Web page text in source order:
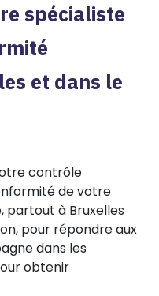
spécialiste
et dans le
contrôle
de votre
partout à Bruxelles
pour répondre aux
dans les
obtenir